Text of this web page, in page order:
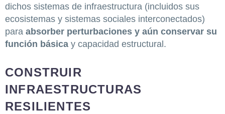
dichos sistemas de infraestructura (incluidos sus
ecosistemas y sistemas sociales interconectados)
para absorber perturbaciones y aún conservar su
función básica y capacidad estructural.
CONSTRUIR
INFRAESTRUCTURAS
RESILIENTES